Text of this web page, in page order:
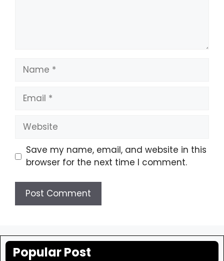
Name
Email
Website
Save my name, email, and website in this
browser for the next time I comment.
Popular Post